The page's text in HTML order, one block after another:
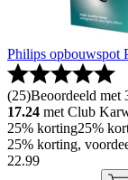
Philips opbouwspot
(25)Beoordeeld met
17.24 met Club
25% korting25%
25% korting,
22.99